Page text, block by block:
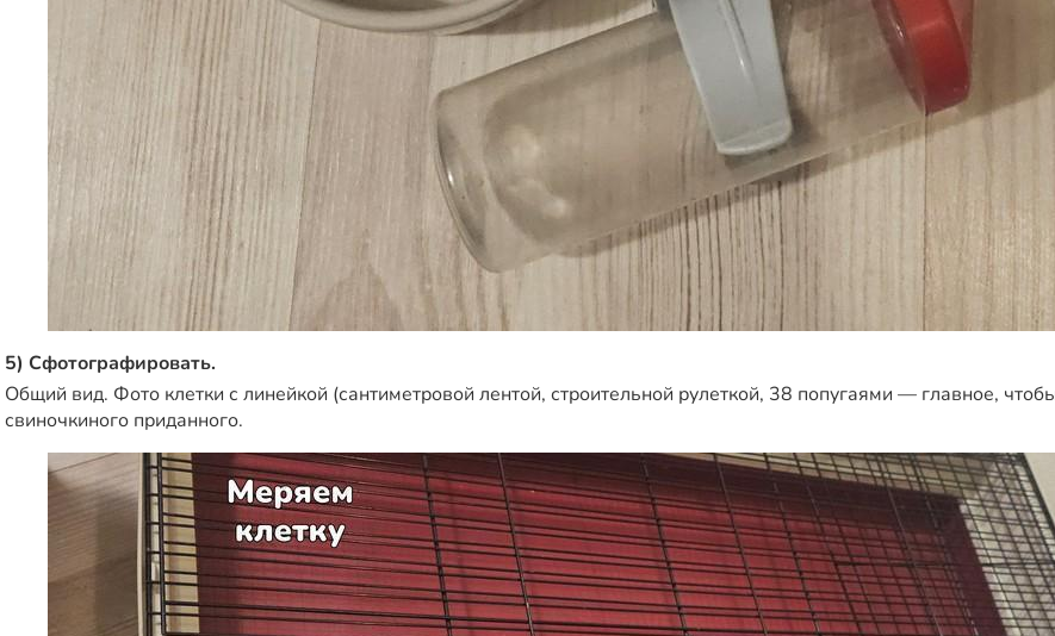
5) Сфотографировать.
Общий вид. Фото клетки с линейкой (сантиметровой лентой, строительной рулеткой, 38 попугаями — главное,
свиночкиного приданного.